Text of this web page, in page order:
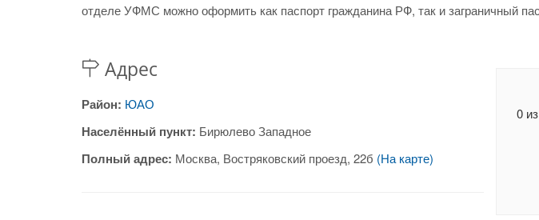
отделе УФМС можно оформить как паспорт гражданина РФ, так и заграничный
Адрес
Район: ЮАО
Населённый пункт: Бирюлево Западное
Полный адрес: Москва, Востряковский проезд, 22б (На карте)
0из